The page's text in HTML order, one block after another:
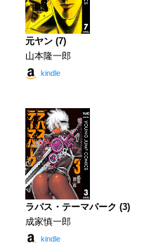
元ヤン (7)
山本隆一郎
kindle
ラパス・テーマパーク (3)
成家慎一郎
kindle